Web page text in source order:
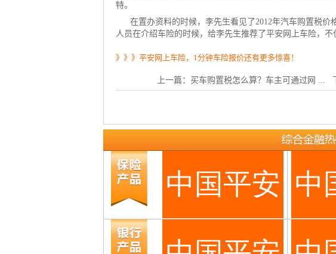
特。
在置办资料的时候，李先生看见了2012年汽车购置税
人员在介绍车险的时候，给李先生推荐了平安网上车险，不
》》》平安网上车险，1分钟车险报价还有更多惊喜！
上一篇： 买车购置税怎么算？车主可通过网 ...